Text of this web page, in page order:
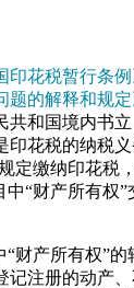
印花税暂行条例
的解释和规定
共和国境内书
印花税的纳税
定缴纳印花税
中“财产所有权
“财产所有权”
记注册的动产